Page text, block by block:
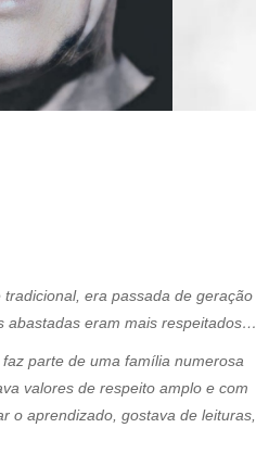
era passada de geração
abastadas eram mais respeitados…
parte de uma família numerosa
valores de respeito amplo e com
o aprendizado, gostava de leituras,